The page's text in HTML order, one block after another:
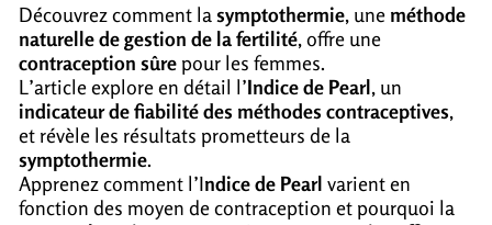
Découvrez comment lasymptothermie, une méthode
naturelle de gestion de la fertilité, offre une
contraception sûre pour les femmes.
L’article explore en détail l’Indice de Pearl, un
indicateur de fiabilité des méthodes contraceptives,
et révèle les résultats prometteurs de la
symptothermie.
Apprenez comment l’Indice de Pearl varient en
fonction des moyen de contraception et pourquoi la